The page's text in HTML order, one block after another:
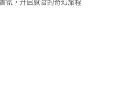
氛，开启感官的奇幻旅程